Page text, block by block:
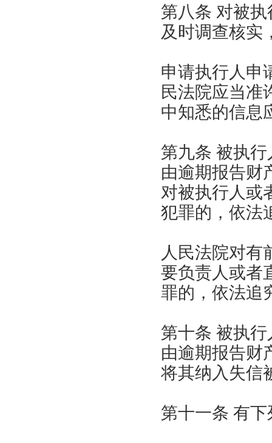
第八条 对被
及时调查核实
申请执行人申
民法院应当准
中知悉的信息
第九条 被执
由逾期报告财
对被执行人或
犯罪的，依法
人民法院对有
要负责人或者
罪的，依法追
第十条 被执
由逾期报告财
将其纳入失信
第十一条 有